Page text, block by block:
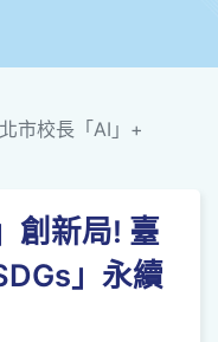
市校長「AI」+
創新局! 臺
」永續